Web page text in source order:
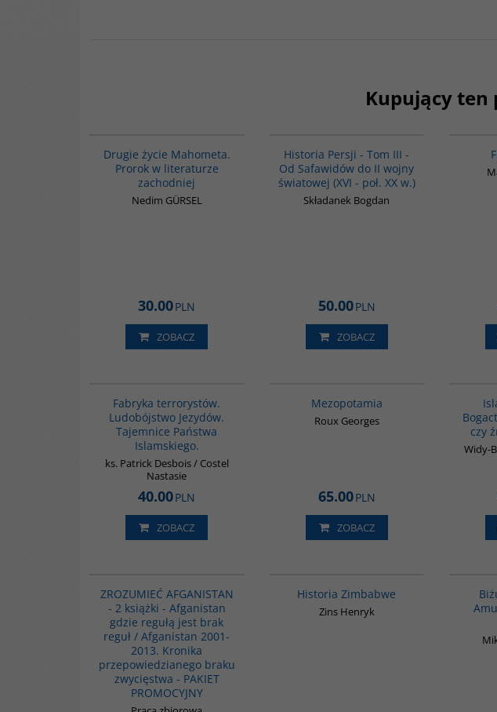
Kupujący
Drugie życie Mahometa.
Prorok w literaturze
zachodniej
Nedim GÜRSEL
30.00PLN
ZOBACZ
Historia Persji - Tom III -
Od Safawidów do II wojny
światowej (XVI - poł. XX w.)
Składanek Bogdan
50.00PLN
ZOBACZ
Fabryka terrorystów.
Ludobójstwo Jezydów.
Tajemnice Państwa
Islamskiego.
ks. Patrick Desbois / Costel
Nastasie
40.00PLN
ZOBACZ
Mezopotamia
Roux Georges
65.00PLN
ZOBACZ
czy
Widy-
ZROZUMIEĆ AFGANISTAN
- 2 książki - Afganistan
gdzie regułą jest brak
reguł / Afganistan 2001-
2013. Kronika
przepowiedzianego braku
zwycięstwa - PAKIET
PROMOCYJNY
Historia Zimbabwe
Zins Henryk